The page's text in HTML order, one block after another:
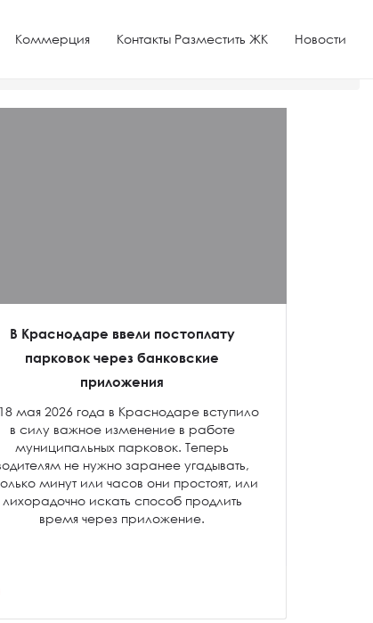
Коммерция Контакты Разместить ЖК Новости
В Краснодаре ввели постоплату
парковок через банковские
приложения
мая 2026 года в Краснодаре вступило
в силу важное изменение в работе
муниципальных парковок. Теперь
не нужно заранее угадывать,
минут или часов они простоят, или
лихорадочно искать способ продлить
время через приложение.